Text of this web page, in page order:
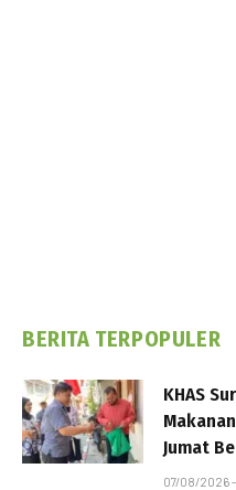
BERITA TERPOPULER
KHAS
Jumat
07/08/2026 -